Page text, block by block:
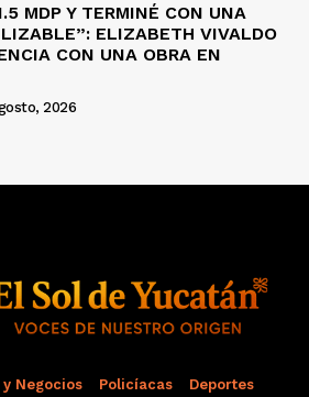
MDP Y TERMINÉ CON UNA
ELIZABETH VIVALDO
CON UNA OBRA EN
2026
Negocios Policíacas
Deportes